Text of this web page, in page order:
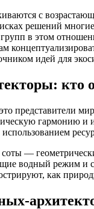
с
решений
в этом
идей для
кто
представители
гармонию и
—
водный режим и
как